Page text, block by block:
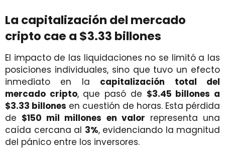
La capitalización del mercado
cripto cae a $3.33 billones
El impacto de las liquidaciones no se limitó a las
posiciones individuales, sino que tuvo un efecto
inmediato en la capitalización total del
mercado cripto, que pasó de $3.45 billones a
$3.33 billones en cuestión de horas. Esta pérdida
de $150 mil millones en valor representa una
caída cercana al 3%, evidenciando la magnitud
del pánico entre los inversores.